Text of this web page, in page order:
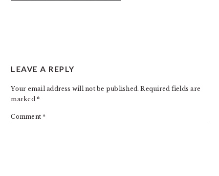
INTERACTIONS
LEAVE A REPLY
Your email address will not be published. Required fields are
marked*
Comment*